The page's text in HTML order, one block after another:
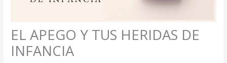
EL APEGO Y TUS HERIDAS DE
INFANCIA